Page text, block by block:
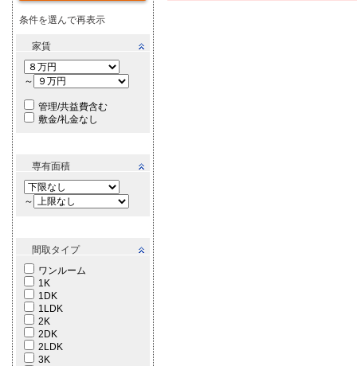
条件を選んで再表示
家賃
～
管理/共益費含む
敷金/礼金なし
専有面積
～
間取タイプ
ワンルーム
1K
1DK
1LDK
2K
2DK
2LDK
3K